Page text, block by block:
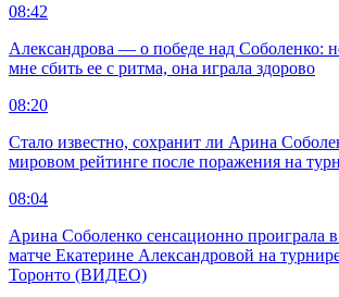
08:42
Александрова — о победе над Соболенко:
мне сбить ее с ритма, она играла здорово
08:20
Стало известно, сохранит ли Арина
мировом рейтинге после поражения на
08:04
Арина Соболенко сенсационно проиграла
матче Екатерине Александровой на
Торонто (ВИДЕО)